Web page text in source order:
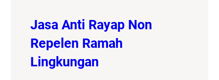
Jasa Anti Rayap Non
Repelen Ramah
Lingkungan